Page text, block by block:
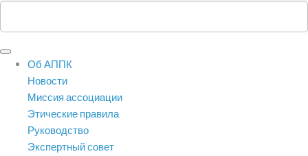
Об АППК
Новости
Миссия ассоциации
Этические правила
Руководство
Экспертный совет